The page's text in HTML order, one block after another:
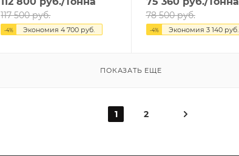
117 500руб.
-4% Экономия4 700 руб.
78 500руб.
-4% Экономия 3 140руб.
ПОКАЗАТЬ ЕЩЕ
1 2